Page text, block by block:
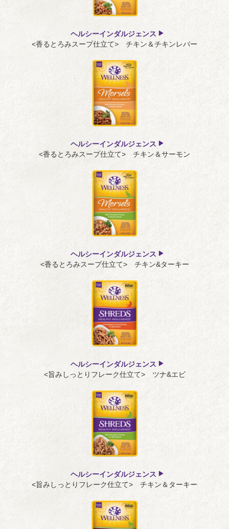
ヘルシーインダルジェンス
<香るとろみスープ仕立て> チキン＆チキンレバー
ヘルシーインダルジェンス
<香るとろみスープ仕立て> チキン＆サーモン
ヘルシーインダルジェンス
<香るとろみスープ仕立て> チキン&ターキー
ヘルシーインダルジェンス
<旨みしっとりフレーク仕立て> ツナ&エビ
ヘルシーインダルジェンス
<旨みしっとりフレーク仕立て> チキン＆ターキー